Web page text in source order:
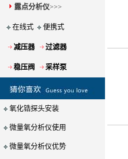
露点分析仪>>>
在线式 便携式
减压器 过滤器
稳压阀 采样泵
氧化锆探头安装
微量氧分析仪使用
微量氧分析仪优势